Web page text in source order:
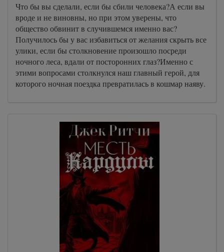
Что бы вы сделали, если бы сбили человека?А если вы
вроде и не виновны, но при этом уверены, что
общество обвинит в случившемся именно вас?
Получилось бы у вас избавиться от желания скрыть все
улики, если бы столкновение произошло посреди
ночного леса, вдали от посторонних глаз?Именно с
этими вопросами столкнулся наш главный герой, для
которого ночная поездка превратилась в кошмар наяву.